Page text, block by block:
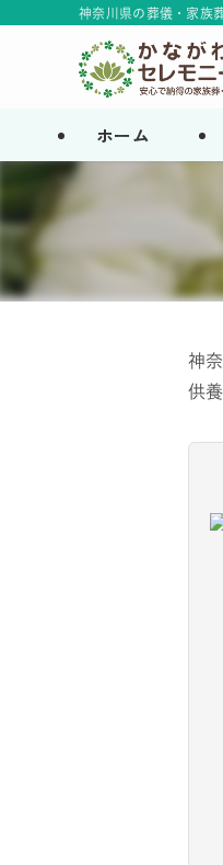
神奈川県の葬儀・家族
ホーム
神
供